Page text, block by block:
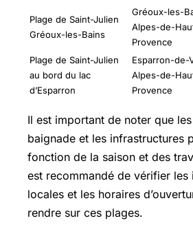
Plage de Saint-Julien
Gréoux-les-Bains
Gréoux-les-
Alpes-de-
Provence
Plage de Saint-Julien
au bord du lac
d’Esparron
Esparron-de-
Alpes-de-
Provence
Il est important de noter que
baignade et les infrastructures
fonction de la saison et des
est recommandé de vérifier les
locales et les horaires
rendre sur ces plages.